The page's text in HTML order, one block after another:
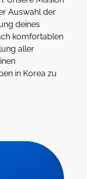
Auswahl der
deines
komfortablen
aller
in Korea zu